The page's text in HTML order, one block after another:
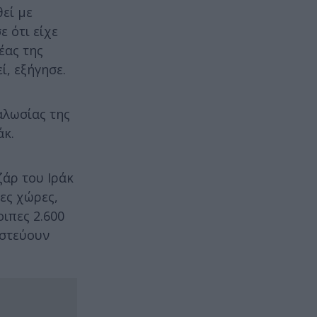
με
ότι είχε
της
εξήγησε.
της
του Ιράκ
χώρες,
2.600